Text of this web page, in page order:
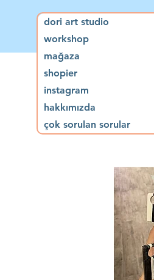
dori art studio
workshop
mağaza
shopier
instagram
hakkımızda
çok sorulan sorular